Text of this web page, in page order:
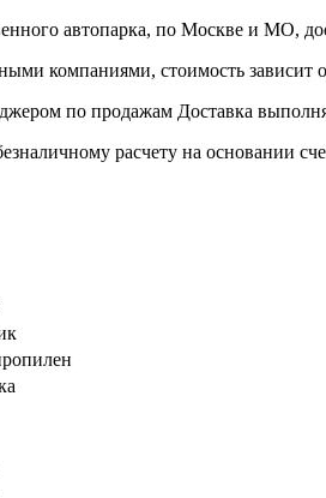
автопарка, по Москве и МО,
компаниями, стоимость зависит
по продажам Доставка
расчету на основании